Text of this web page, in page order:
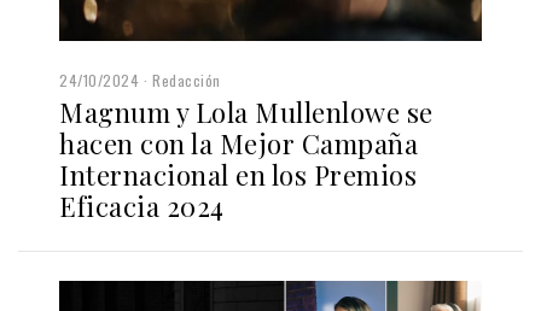
24/10/2024 Redacción
Magnum y Lola Mullenlowe se
hacen con la Mejor Campaña
Internacional en los Premios
Eficacia 2024